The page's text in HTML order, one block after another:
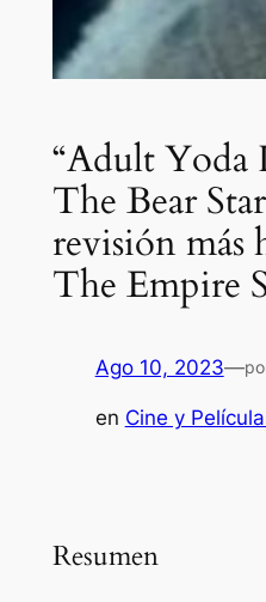
“Adult Yoda
The Bear
revisión más
The Empire
Ago 10, 2023—
en Cine y
Resumen